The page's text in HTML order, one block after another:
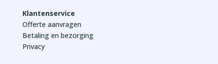
Klantenservice
Offerte aanvragen
Betaling en bezorging
Privacy